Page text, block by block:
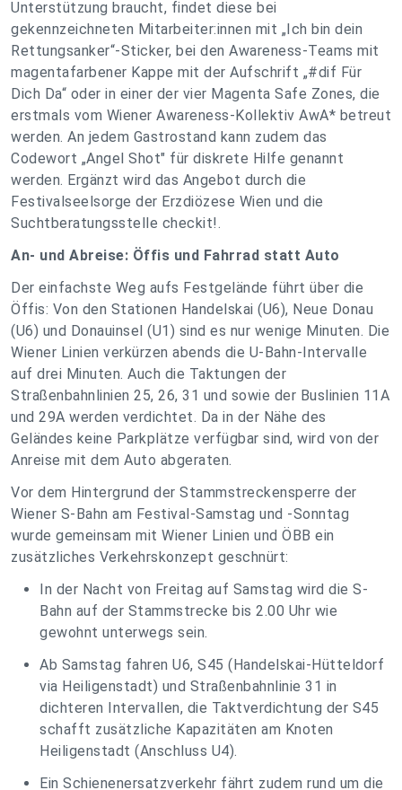
Unterstützung braucht, findet diese bei
gekennzeichneten Mitarbeiter:innen mit „Ich bin dein
Rettungsanker“-Sticker, bei den Awareness-Teams mit
magentafarbener Kappe mit der Aufschrift „#dif Für
Dich Da“ oder in einer der vier Magenta Safe Zones, die
erstmals vom Wiener Awareness-Kollektiv AwA* betreut
werden. An jedem Gastrostand kann zudem das
Codewort „Angel Shot" für diskrete Hilfe genannt
werden. Ergänzt wird das Angebot durch die
Festivalseelsorge der Erzdiözese Wien und die
Suchtberatungsstelle checkit!.
An- und Abreise: Öffis und Fahrrad statt Auto
Der einfachste Weg aufs Festgelände führt über die
Öffis: Von den Stationen Handelskai (U6), Neue Donau
(U6) und Donauinsel (U1) sind es nur wenige Minuten. Die
Wiener Linien verkürzen abends die U-Bahn-Intervalle
auf drei Minuten. Auch die Taktungen der
Straßenbahnlinien 25, 26, 31 und sowie der Buslinien 11A
und 29A werden verdichtet. Da in der Nähe des
Geländes keine Parkplätze verfügbar sind, wird von der
Anreise mit dem Auto abgeraten.
Vor dem Hintergrund der Stammstreckensperre der
Wiener S-Bahn am Festival-Samstag und -Sonntag
wurde gemeinsam mit Wiener Linien und ÖBB ein
zusätzliches Verkehrskonzept geschnürt:
In der Nacht von Freitag auf Samstag wird die S-
Bahn auf der Stammstrecke bis 2.00 Uhr wie
gewohnt unterwegs sein.
Ab Samstag fahren U6, S45 (Handelskai-Hütteldorf
via Heiligenstadt) und Straßenbahnlinie 31 in
dichteren Intervallen, die Taktverdichtung der S45
schafft zusätzliche Kapazitäten am Knoten
Heiligenstadt (Anschluss U4).
Ein Schienenersatzverkehr fährt zudem rund um die